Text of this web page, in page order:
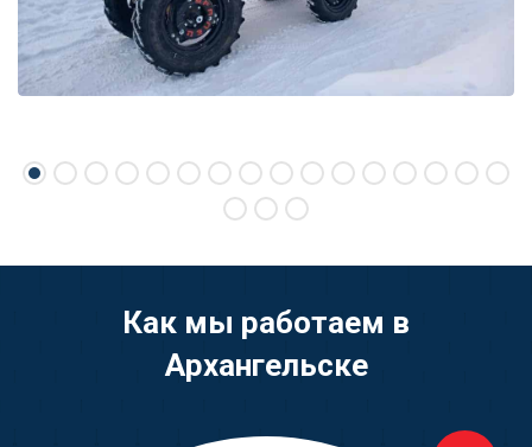
Как мы работаем в
Архангельске